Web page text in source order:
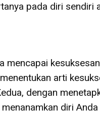
pada diri sendiri
mencapai
arti
dengan
diri